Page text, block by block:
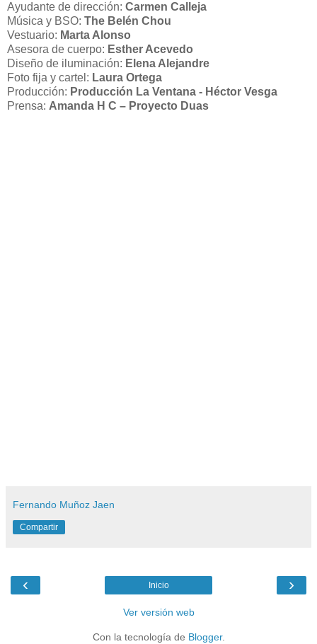
Ayudante de dirección: Carmen Calleja
Música y BSO: The Belén Chou
Vestuario: Marta Alonso
Asesora de cuerpo: Esther Acevedo
Diseño de iluminación: Elena Alejandre
Foto fija y cartel: Laura Ortega
Producción: Producción La Ventana - Héctor Vesga
Prensa: Amanda H C – Proyecto Duas
Fernando Muñoz Jaen
Compartir
‹ ›
Inicio
Ver versión web
Con la tecnología de Blogger.